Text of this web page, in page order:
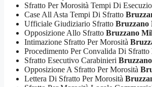
Sfratto Per Morosità Tempi Di
Case All Asta Tempi Di Sfratto
Ufficiale Giudiziario Sfratto Bruzzano
Opposizione Allo Sfratto Bruzzano
Intimazione Sfratto Per Morosità
Procedimento Per Convalida Di Sfratto
Sfratto Esecutivo Carabinieri
Opposizione A Sfratto Per Morosità
Lettera Di Sfratto Per Morosità